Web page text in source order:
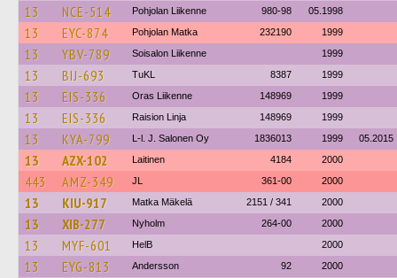
13 NCE-514 Pohjolan Liikenne 980-98 05.1998
13 EYC-874 Pohjolan Matka 232190 1999
13 YBV-789 Soisalon Liikenne 1999
13 BIJ-693 TuKL 8387 1999
13 EIS-336 Oras Liikenne 148969 1999
13 EIS-336 Raision Linja 148969 1999
13 KYA-799 L-l. J. Salonen Oy 1836013 1999 05.2015
13 AZX-102 Laitinen 4184 2000
443 AMZ-349 JL 361-00 2000
13 KIU-917 Matka Mäkelä 2151 / 341 2000
13 XIB-277 Nyholm 264-00 2000
13 MYF-601 HelB 2000
13 EYG-813 Andersson 92 2000